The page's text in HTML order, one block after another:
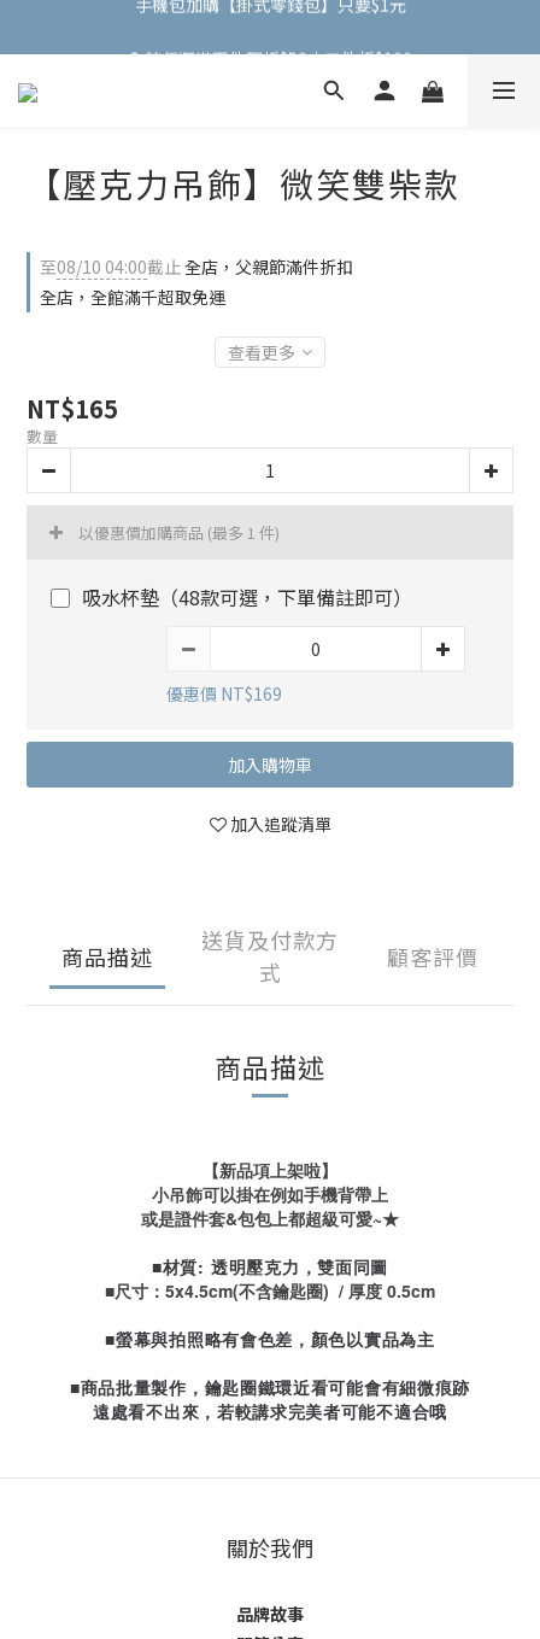
全館任選滿兩件現折$50｜三件折$100
【壓克力吊飾】微笑雙柴款
至08/10 04:00截止全店，父親節滿件折扣
全店，全館滿千超取免運
查看更多
NT$165
數量
以優惠價加購商品 (最多 1 件)
吸水杯墊（48款可選，下單備註即可）
優惠價 NT$169
加入購物車
加入追蹤清單
商品描述
送貨及付款方
式
顧客評價
商品描述
【新品項上架啦】
小吊飾可以掛在例如手機背帶上
或是證件套&包包上都超級可愛~★
■材質: 透明壓克力，雙面同圖
■尺寸： 5x4.5cm(不含鑰匙圈) / 厚度 0.5cm
■螢幕與拍照略有會色差，顏色以實品為主
■商品批量製作，鑰匙圈鐵環近看可能會有細微痕跡
遠處看不出來，若較講求完美者可能不適合哦
關於我們
品牌故事